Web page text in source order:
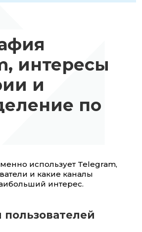
интересы
и
по
использует Telegram,
и какие каналы
интерес.